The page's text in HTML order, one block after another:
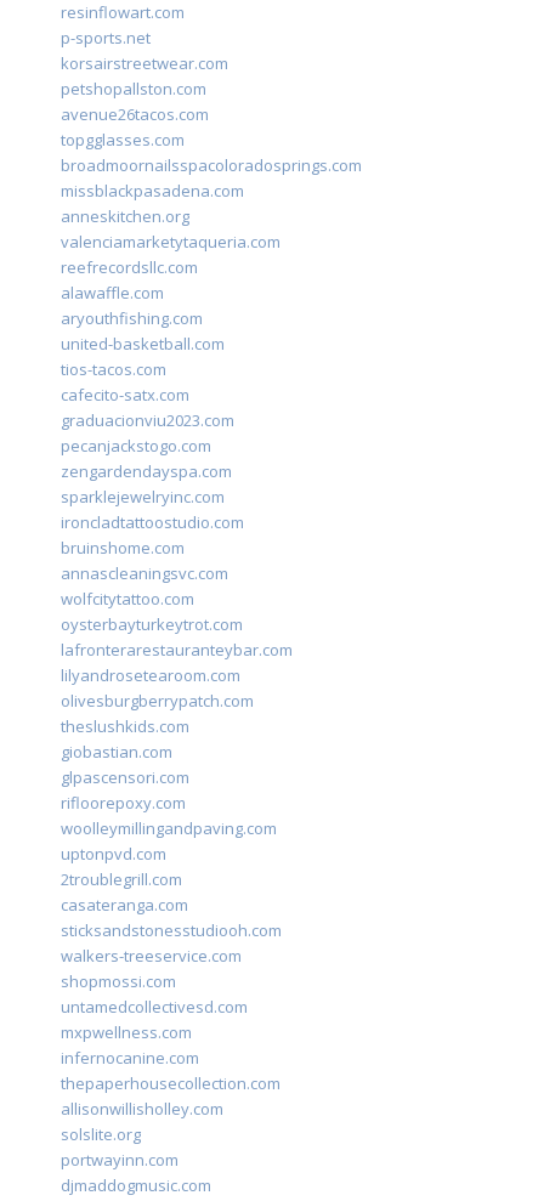
resinflowart.com
p-sports.net
korsairstreetwear.com
petshopallston.com
avenue26tacos.com
topgglasses.com
broadmoornailsspacoloradosprings.com
missblackpasadena.com
anneskitchen.org
valenciamarketytaqueria.com
reefrecordsllc.com
alawaffle.com
aryouthfishing.com
united-basketball.com
tios-tacos.com
cafecito-satx.com
graduacionviu2023.com
pecanjackstogo.com
zengardendayspa.com
sparklejewelryinc.com
ironcladtattoostudio.com
bruinshome.com
annascleaningsvc.com
wolfcitytattoo.com
oysterbayturkeytrot.com
lafronterarestauranteybar.com
lilyandrosetearoom.com
olivesburgberrypatch.com
theslushkids.com
giobastian.com
glpascensori.com
rifloorepoxy.com
woolleymillingandpaving.com
uptonpvd.com
2troublegrill.com
casateranga.com
sticksandstonesstudiooh.com
walkers-treeservice.com
shopmossi.com
untamedcollectivesd.com
mxpwellness.com
infernocanine.com
thepaperhousecollection.com
allisonwillisholley.com
solslite.org
portwayinn.com
djmaddogmusic.com